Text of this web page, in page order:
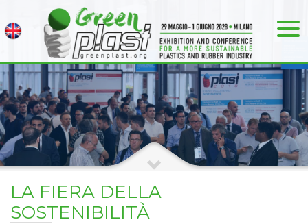
LA FIERA DELLA
SOSTENIBILITÀ